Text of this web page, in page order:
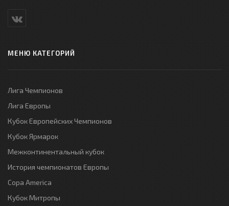
МЕНЮ КАТЕГОРИЙ
Лига Чемпионов
Лига Европы
Кубок Европейских Чемпионов
Кубок Ярмарок
Межконтинентальный кубок
История чемпионатов Европы
Copa America
Кубок Митропы